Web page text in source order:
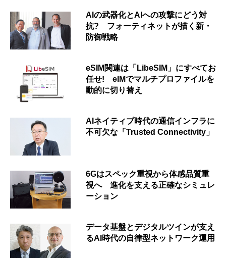
AIの武器化とAIへの攻撃にどう対
抗? フォーティネットが描く新・
防御戦略
eSIM関連は「LibeSIM」にすべてお
任せ! eIMでマルチプロファイルを
動的に切り替え
AIネイティブ時代の通信インフラに
不可欠な「Trusted Connectivity」
6Gはスペック重視から体感品質重
視へ 進化を支える正確なシミュレ
ーション
データ基盤とデジタルツインが支え
るAI時代の自律型ネットワーク運用